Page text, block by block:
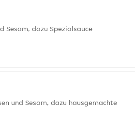
Sesam, dazu Spezialsauce
und Sesam, dazu hausgemachte